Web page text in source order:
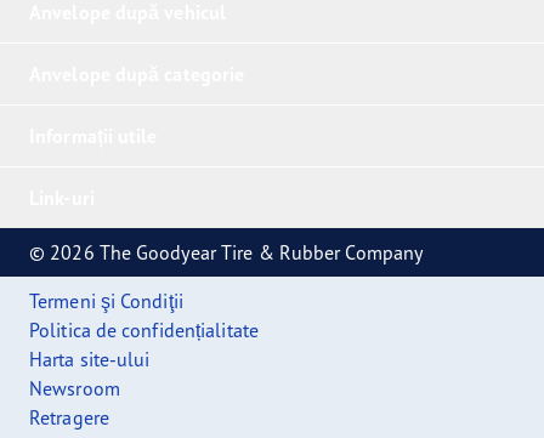
© 2026 The Goodyear Tire & Rubber Company
Termeni şi Condiţii
Politica de confidențialitate
Harta site-ului
Newsroom
Retragere